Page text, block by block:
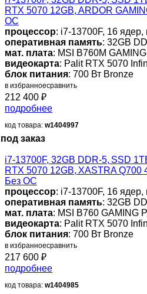
RTX 5070 12GB, ARDOR
ОС
процессор: i7-13700F, 16 ядер,
оперативная память: 32GB
мат. плата: MSI B760M
видеокарта: Palit RTX 5070
блок питания: 700 Вт Bronze
в избранноесравнить
212 400 ₽
подробнее
код товара: w1404997
под заказ
i7-13700F, 32GB DDR-5, SSD
RTX 5070 12GB, XASTRA Q700
Без ОС
процессор: i7-13700F, 16 ядер,
оперативная память: 32GB
мат. плата: MSI B760 GAMING
видеокарта: Palit RTX 5070
блок питания: 700 Вт Bronze
в избранноесравнить
217 600 ₽
подробнее
код товара: w1404985